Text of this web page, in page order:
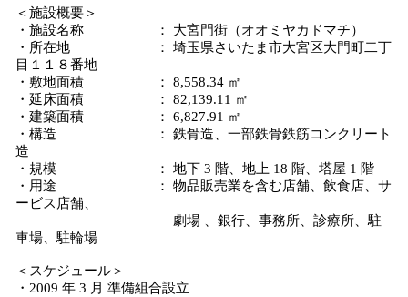
＜施設概要＞
・施設名称 ： 大宮門街（オオミヤカドマチ）
・所在地 ： 埼玉県さいたま市大宮区大門町二丁
目１１８番地
・敷地面積 ： 8,558.34 ㎡
・延床面積 ： 82,139.11 ㎡
・建築面積 ： 6,827.91 ㎡
・構造 ： 鉄骨造、一部鉄骨鉄筋コンクリート
造
・規模 ： 地下 3 階、地上 18 階、塔屋 1 階
・用途 ： 物品販売業を含む店舗、飲食店、サ
ービス店舗、
劇場 、銀行、事務所、診療所、駐
車場、駐輪場
＜スケジュール＞
・2009 年 3 月 準備組合設立